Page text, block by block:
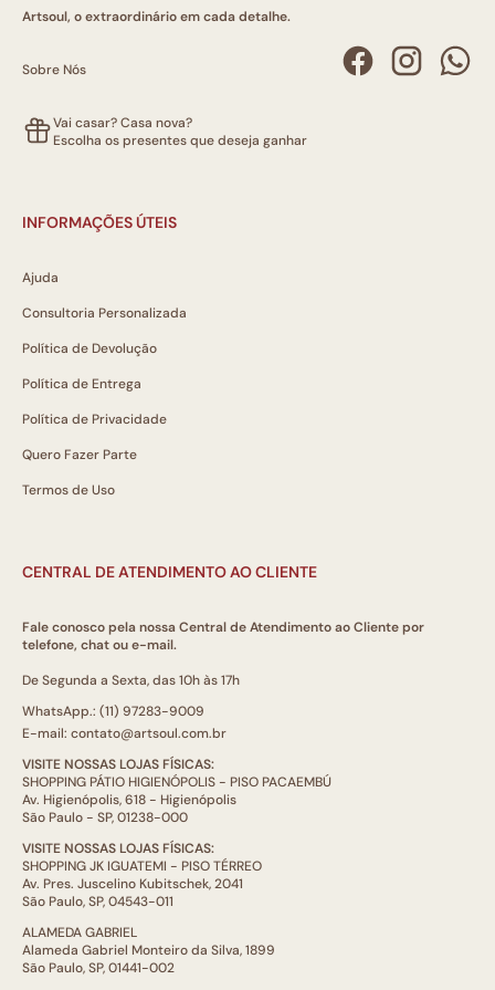
Artsoul, o extraordinário em cada detalhe.
Sobre Nós
Vai casar? Casa nova?
Escolha os presentes que deseja ganhar
INFORMAÇÕES ÚTEIS
Ajuda
Consultoria Personalizada
Política de Devolução
Política de Entrega
Política de Privacidade
Quero Fazer Parte
Termos de Uso
CENTRAL DE ATENDIMENTO AO CLIENTE
Fale conosco pela nossa Central de Atendimento ao Cliente por
telefone, chat ou e-mail.
De Segunda a Sexta, das 10h às 17h
WhatsApp.: (11) 97283-9009
E-mail: contato@artsoul.com.br
VISITE NOSSAS LOJAS FÍSICAS:
SHOPPING PÁTIO HIGIENÓPOLIS - PISO PACAEMBÚ
Av. Higienópolis, 618 - Higienópolis
São Paulo - SP, 01238-000
VISITE NOSSAS LOJAS FÍSICAS:
SHOPPING JK IGUATEMI - PISO TÉRREO
Av. Pres. Juscelino Kubitschek, 2041
São Paulo, SP, 04543-011
ALAMEDA GABRIEL
Alameda Gabriel Monteiro da Silva, 1899
São Paulo, SP, 01441-002